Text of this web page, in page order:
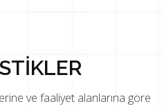
ve faaliyet alanlarına göre